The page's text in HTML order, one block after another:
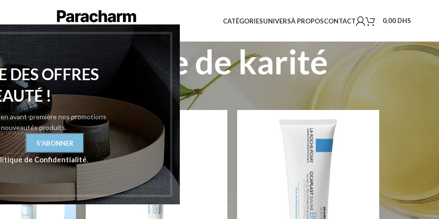
DES OFFRES
!
avant-première nos promotions
produits.
de Confidentialité.
CATÉGORIESUNIVERSÀ PROPOSCONTACT 0,00 DHS
beurre de karité
/ La roche-posay beurre de karité Afficher 9 12